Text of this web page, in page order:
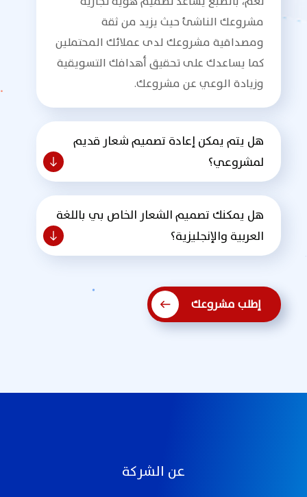
مشروعك الناشئ حيث يزيد من ثقة
ومصداقية مشروعك لدى عملائك المحتملين
كما يساعدك على تحقيق أهدافك التسويقية
وزيادة الوعي عن مشروعك.
هل يتم يمكن إعادة تصميم شعار قديم
لمشروعي؟
هل يمكنك تصميم الشعار الخاص بي باللغة
العربية والإنجليزية؟
إطلب مشروعك
عن الشركة